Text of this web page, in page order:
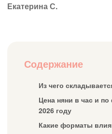
Екатерина С.
Содержание
Из чего
Цена няни в час и
2026 году
Какие форматы